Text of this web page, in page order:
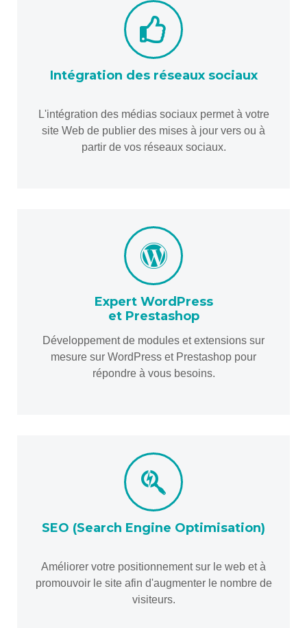
Intégration des réseaux sociaux
L'intégration des médias sociaux permet à votre
site Web de publier des mises à jour vers ou à
partir de vos réseaux sociaux.
Expert WordPress
et Prestashop
Développement de modules et extensions sur
mesure sur WordPress et Prestashop pour
répondre à vous besoins.
SEO (Search Engine Optimisation)
Améliorer votre positionnement sur le web et à
promouvoir le site afin d'augmenter le nombre de
visiteurs.